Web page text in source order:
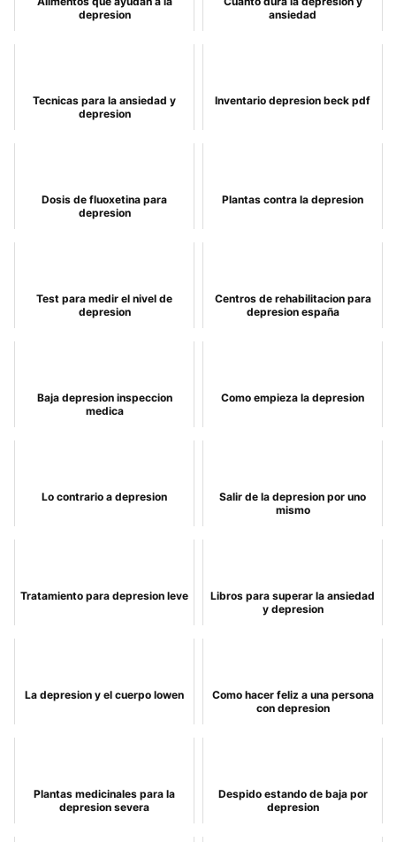
depresion
ansiedad
Tecnicas para la ansiedad y
depresion
Inventario depresion beck pdf
Dosis de fluoxetina para
depresion
Plantas contra la depresion
Test para medir el nivel de
depresion
Centros de rehabilitacion para
depresion españa
Baja depresion inspeccion
medica
Como empieza la depresion
Lo contrario a depresion
Salir de la depresion por uno
mismo
Tratamiento para depresion leve
Libros para superar la ansiedad
y depresion
La depresion y el cuerpo lowen
Como hacer feliz a una persona
con depresion
Plantas medicinales para la
depresion severa
Despido estando de baja por
depresion